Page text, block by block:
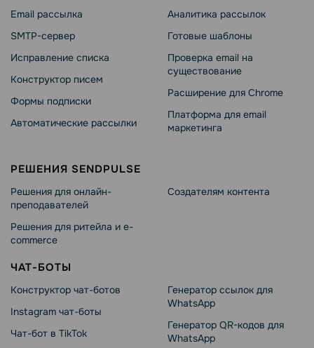
Email рассылка
SMTP-сервер
Исправление списка
Конструктор писем
Формы подписки
Автоматические рассылки
Аналитика рассылок
Готовые шаблоны
Проверка email на
существование
Расширение для Chrome
Платформа для email
маркетинга
РЕШЕНИЯ SENDPULSE
Решения для онлайн-
преподавателей
Решения для ритейла и e-
commerce
Создателям контента
ЧАТ-БОТЫ
Конструктор чат-ботов
Instagram чат-боты
Чат-бот в TikTok
Генератор ссылок для
WhatsApp
Генератор QR-кодов для
WhatsApp